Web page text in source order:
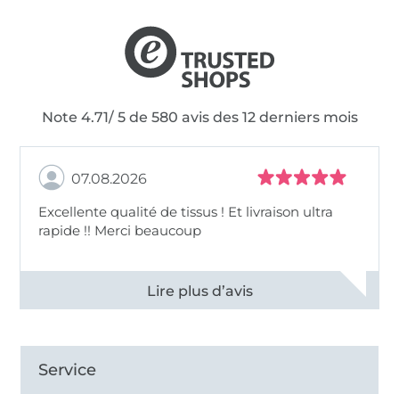
Note 4.71/ 5 de 580 avis des 12 derniers mois
07.08.2026
Excellente qualité de tissus ! Et livraison ultra
rapide !! Merci beaucoup
Voir tous les 11496 commentaires
Service